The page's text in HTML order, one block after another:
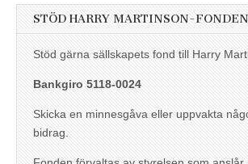
STÖD HARRY MARTINSON-
Stöd gärna sällskapets fond till Harry
Bankgiro 5118-0024
Skicka en minnesgåva eller uppvakta
bidrag.